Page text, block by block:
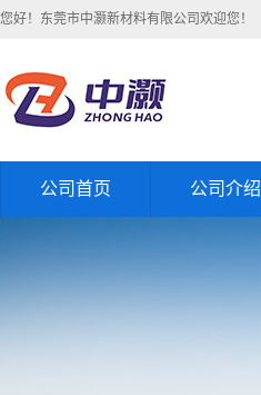
您好！东莞市中灏新材料有限公司欢迎您！
公司首页 公司介绍